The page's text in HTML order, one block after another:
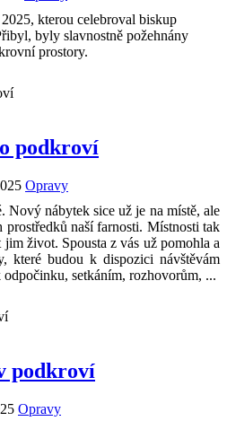
kterou celebroval biskup
byly slavnostně požehnány
prostory.
podkroví
Opravy
Nový nábytek sice už je na místě, ale
prostředků naší farnosti. Místnosti tak
život. Spousta z vás už pomohla a
které budou k dispozici návštěvám
setkáním, rozhovorům, ...
podkroví
Opravy